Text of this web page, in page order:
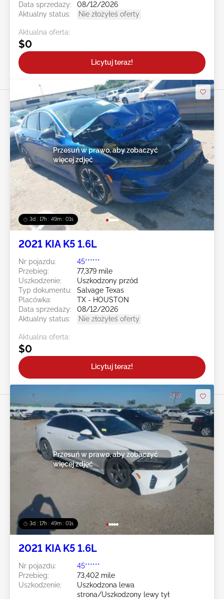
Data sprzedaży:
08/12/2026
Aktualny status:
Nie złożyłeś oferty
Aktualna oferta:
$0
Licytuj teraz!
3d : 17h : 48m : 58s
Przesuń w prawo, aby zobaczyć
więcej zdjęć
2021 KIA K5 1.6L
Nr pojazdu:
45******
Przebieg:
77,379 mile
Uszkodzenie:
Uszkodzony przód
Typ dokumentu:
Salvage Texas
Placówka:
TX - HOUSTON
Data sprzedaży:
08/12/2026
Aktualny status:
Nie złożyłeś oferty
Aktualna oferta:
$0
Licytuj teraz!
3d : 17h : 48m : 58s
Przesuń w prawo, aby zobaczyć
więcej zdjęć
2021 KIA K5 1.6L
Nr pojazdu:
45******
Przebieg:
73,402 mile
Uszkodzenie:
Uszkodzona lewa
strona/Uszkodzony lewy tył